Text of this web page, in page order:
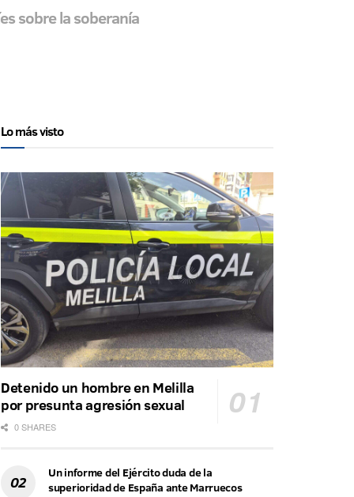
sobre la soberanía
Lo más visto
Detenido un hombre en Melilla
por presunta agresión sexual
0 SHARES
Un informe del Ejército duda de la
superioridad de España ante Marruecos